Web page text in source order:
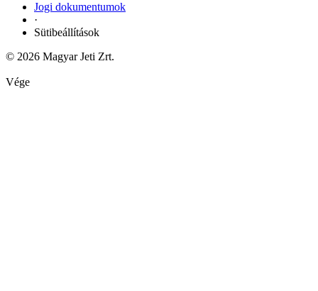
Jogi dokumentumok
·
Sütibeállítások
© 2026 Magyar Jeti Zrt.
Vége